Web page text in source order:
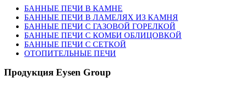
БАННЫЕ ПЕЧИ В КАМНЕ
БАННЫЕ ПЕЧИ В ЛАМЕЛЯХ ИЗ КАМНЯ
БАННЫЕ ПЕЧИ С ГАЗОВОЙ ГОРЕЛКОЙ
БАННЫЕ ПЕЧИ С КОМБИ ОБЛИЦОВКОЙ
БАННЫЕ ПЕЧИ С СЕТКОЙ
ОТОПИТЕЛЬНЫЕ ПЕЧИ
Продукция Eysen Group